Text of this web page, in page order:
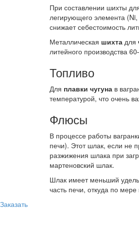
При составлении шихты
легирующего элемента (Ni,
снижает себестоимость
Металлическая шихта для
литейного производства
Топливо
Для плавки чугуна в
температурой, что очень
Флюсы
В процессе работы
печи). Этот шлак, если не
разжижения шлака при
мартеновский шлак.
Шлак имеет меньший
часть печи, откуда по
Заказать